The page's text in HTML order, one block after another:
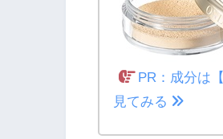
PR：成分は【
見てみる